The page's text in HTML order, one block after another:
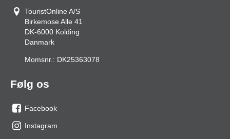
TouristOnline A/S
Birkemose Alle 41
DK-6000 Kolding
Danmark
Momsnr.: DK25363078
Følg os
os
på
Facebook
Instagram